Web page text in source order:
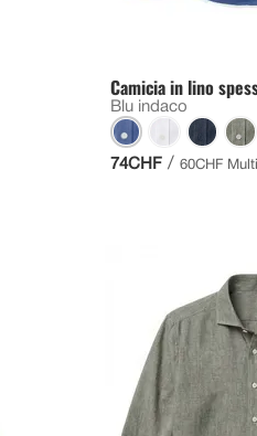
Camicia in lino
Blu indaco
74CHF / 60CHF